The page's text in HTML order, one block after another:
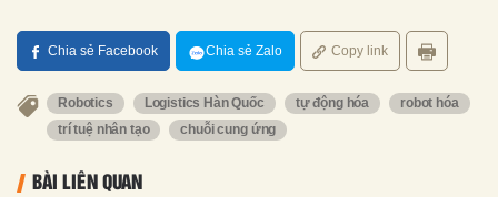
Chia sẻ Facebook Chia sẻ Zalo Copy link
Robotics Logistics Hàn Quốc tự động hóa
robot hóa
trí tuệ nhân tạo
chuỗi cung ứng
BÀI LIÊN QUAN